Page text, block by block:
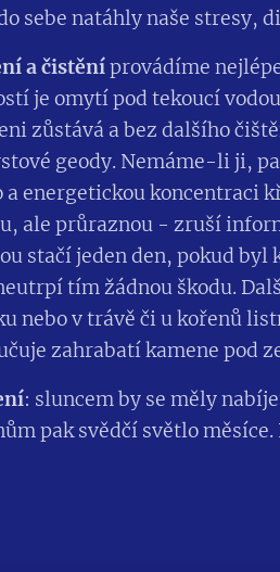
sebe natáhly naše stresy,
a čistěníprovádíme
je omytí pod tekoucí
zůstává a bez dalšího
geody. Nemáme-li ji,
a energetickou koncentraci
ale průraznou - zruší
stačí jeden den, pokud byl
tím žádnou škodu.
nebo v trávě či u kořenů
zahrabatí kamene pod
: sluncem by se měly
pak svědčí světlo